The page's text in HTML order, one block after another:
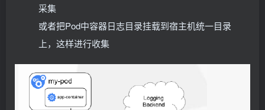
采集
或者把Pod中容器日志目录挂载到宿主机统一目录
上，这样进行收集